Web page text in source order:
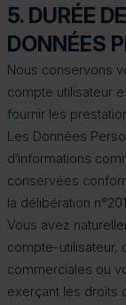
5. DURÉE
DONNÉES
Nous conservons
compte utilisateur
fournir les
Les Données
d’informations
conservées
la délibération
Vous avez
compte-utilisateur,
commerciales ou
exerçant les droits